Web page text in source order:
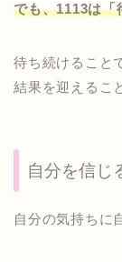
でも、1113は「
待ち続けること
結果を迎えるこ
自分を信じ
自分の気持ちに